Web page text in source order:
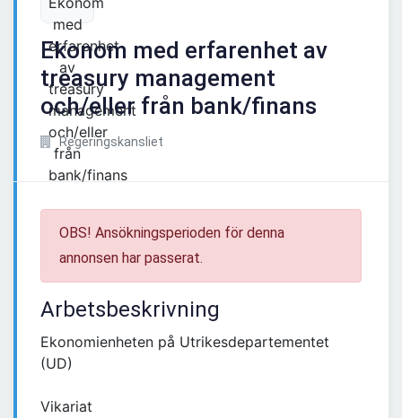
Ekonom med erfarenhet av
treasury management
och/eller från bank/finans
Regeringskansliet
OBS! Ansökningsperioden för denna
annonsen har passerat.
Arbetsbeskrivning
Ekonomienheten på Utrikesdepartementet
(UD)
Vikariat